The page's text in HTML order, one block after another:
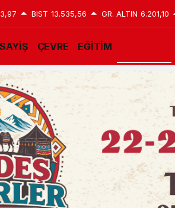
BIST 13.535,56 GR. ALTIN 6.201,10
ÇEVRE EĞİTİM